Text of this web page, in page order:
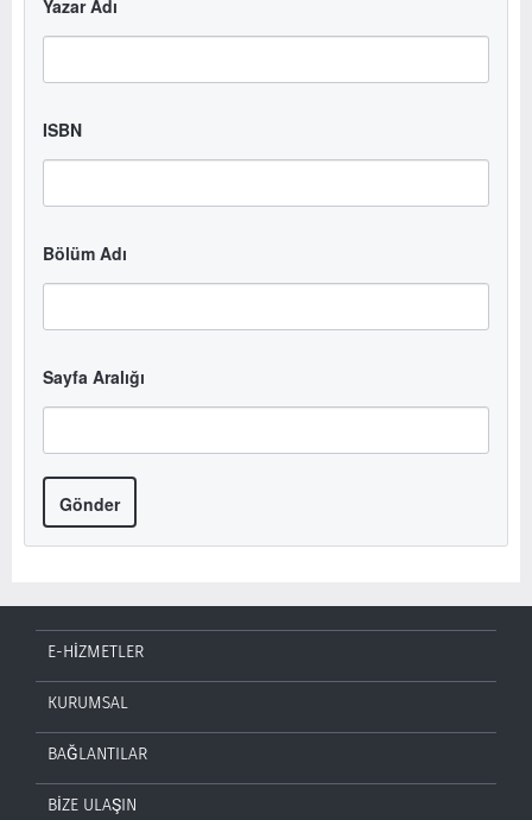
Yazar Adı
ISBN
Bölüm Adı
Sayfa Aralığı
Gönder
E-HİZMETLER
KURUMSAL
BAĞLANTILAR
BİZE ULAŞIN